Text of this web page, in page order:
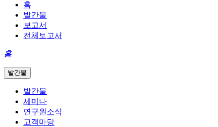
홈
발간물
보고서
전체보고서
홈
발간물
발간물
세미나
연구원소식
고객마당